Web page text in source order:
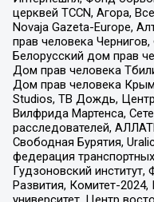
церквей TCCN, Агора,
Novaja Gazeta-Europe,
прав человека
Белорусский дом прав
Дом прав человека
Дом прав человека
Studios, ТВ Дождь,
Вилфрида Мартенса,
расследователей,
Свободная Бурятия,
федерация
Гудзоновский
Развития, Комитет-